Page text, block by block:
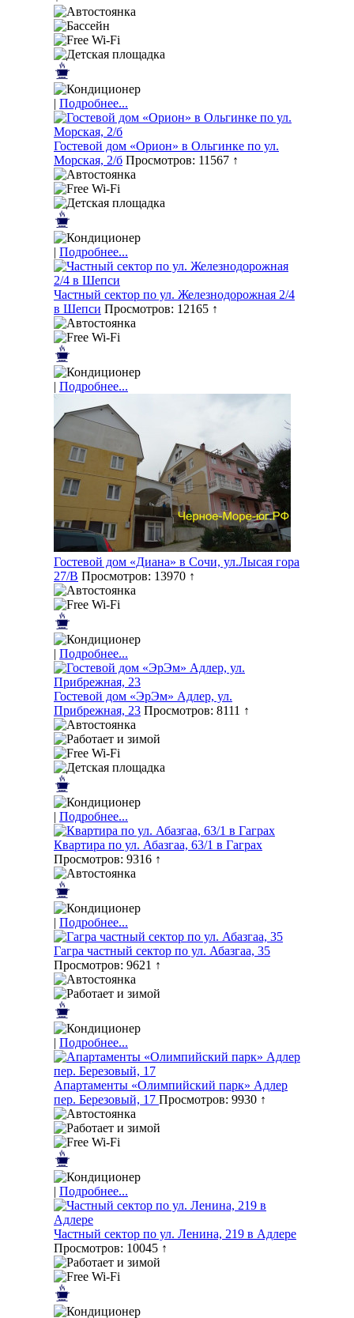
| Подробнее...
Гостевой дом «Орион» в Ольгинке по ул.
Морская, 2/б Просмотров: 11567 ↑
| Подробнее...
Частный сектор по ул. Железнодорожная 2/4
в Шепси Просмотров: 12165 ↑
| Подробнее...
Гостевой дом «Диана» в Сочи, ул.Лысая гора
27/В Просмотров: 13970 ↑
| Подробнее...
Гостевой дом «ЭрЭм» Адлер, ул.
Прибрежная, 23 Просмотров: 8111 ↑
| Подробнее...
Квартира по ул. Абазгаа, 63/1 в Гаграх
Просмотров: 9316 ↑
| Подробнее...
Гагра частный сектор по ул. Абазгаа, 35
Просмотров: 9621 ↑
| Подробнее...
Апартаменты «Олимпийский парк» Адлер
пер. Березовый, 17 Просмотров: 9930 ↑
| Подробнее...
Частный сектор по ул. Ленина, 219 в Адлере
Просмотров: 10045 ↑